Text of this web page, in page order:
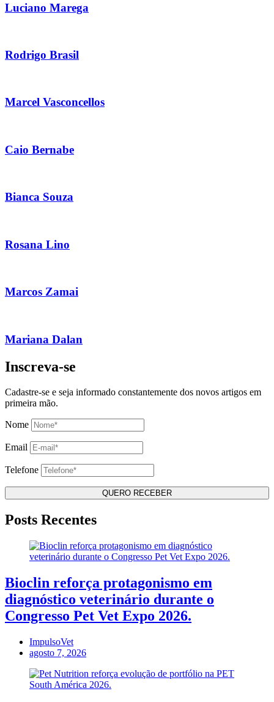
Luciano Marega
Rodrigo Brasil
Marcel Vasconcellos
Caio Bernabe
Bianca Souza
Rosana Lino
Marcos Zamai
Mariana Dalan
Inscreva-se
Cadastre-se e seja informado constantemente dos novos artigos em
primeira mão.
Nome
Email
Telefone
Posts Recentes
Bioclin reforça protagonismo em
diagnóstico veterinário durante o
Congresso Pet Vet Expo 2026.
ImpulsoVet
agosto 7, 2026